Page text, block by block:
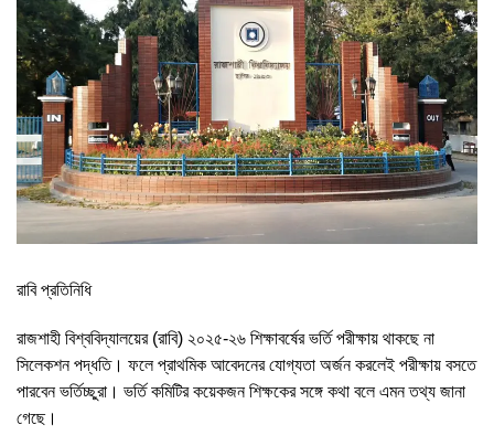
রাবি প্রতিনিধি
রাজশাহী বিশ্ববিদ্যালয়ের (রাবি) ২০২৫-২৬ শিক্ষাবর্ষের ভর্তি পরীক্ষায় থাকছে না
সিলেকশন পদ্ধতি। ফলে প্রাথমিক আবেদনের যোগ্যতা অর্জন করলেই পরীক্ষায় বসতে
পারবেন ভর্তিচ্ছুরা। ভর্তি কমিটির কয়েকজন শিক্ষকের সঙ্গে কথা বলে এমন তথ্য জানা
গেছে।